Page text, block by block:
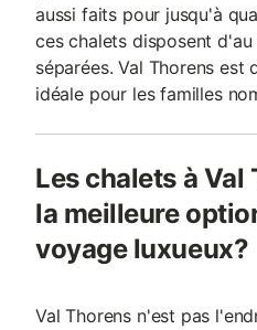
aussi faits pour jusqu'à
ces chalets disposent
séparées. Val Thorens est
idéale pour les familles
Les chalets à
la meilleure
voyage luxueux?
Val Thorens n'est pas